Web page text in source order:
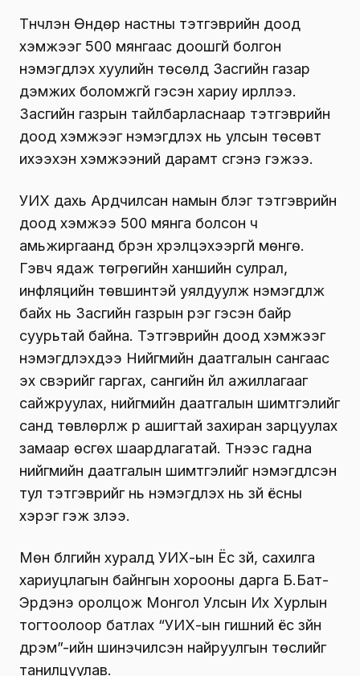
Түүнчлэн Өндөр настны тэтгэврийн доод
хэмжээг 500 мянгаас доошгүй болгон
нэмэгдүүлэх хуулийн төсөлд Засгийн газар
дэмжих боломжгүй гэсэн хариу ирүүллээ.
Засгийн газрын тайлбарласнаар тэтгэврийн
доод хэмжээг нэмэгдүүлэх нь улсын төсөвт
ихээхэн хэмжээний дарамт үүсгэнэ гэжээ.
УИХ дахь Ардчилсан намын бүлэг тэтгэврийн
доод хэмжээ 500 мянга болсон ч
амьжиргаанд бүрэн хүрэлцэхээргүй мөнгө.
Гэвч ядаж төгрөгийн ханшийн сулрал,
инфляцийн төвшинтэй уялдуулж нэмэгдүүлж
байх нь Засгийн газрын үүрэг гэсэн байр
суурьтай байна. Тэтгэврийн доод хэмжээг
нэмэгдүүлэхдээ Нийгмийн даатгалын сангаас
эх үүсвэрийг гаргах, сангийн үйл ажиллагааг
сайжруулах, нийгмийн даатгалын шимтгэлийг
санд төвлөрүүлж үр ашигтай захиран зарцуулах
замаар өсгөх шаардлагатай. Түүнээс гадна
нийгмийн даатгалын шимтгэлийг нэмэгдүүлсэн
тул тэтгэврийг нь нэмэгдүүлэх нь зүй ёсны
хэрэг гэж үзлээ.
Мөн бүлгийн хуралд УИХ-ын Ёс зүй, сахилга
хариуцлагын байнгын хорооны дарга Б.Бат-
Эрдэнэ оролцож Монгол Улсын Их Хурлын
тогтоолоор батлах “УИХ-ын гишүүний ёс зүйн
дүрэм”-ийн шинэчилсэн найруулгын төслийг
танилцуулав.